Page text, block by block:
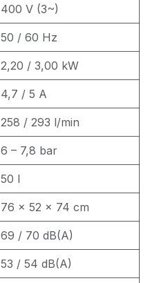
400 V (3~)
50 / 60 Hz
2,20 / 3,00 kW
4,7 / 5 A
258 / 293 l/min
6 – 7,8 bar
50 l
76 × 52 × 74 cm
69 / 70 dB(A)
53 / 54 dB(A)